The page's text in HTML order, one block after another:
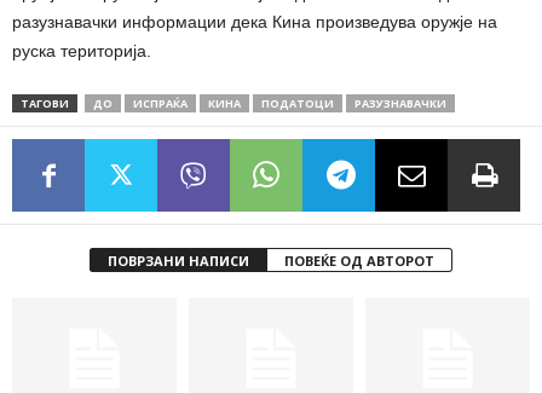
разузнавачки информации дека Кина произведува оружје на
руска територија.
ТАГОВИ ДО ИСПРАЌА КИНА ПОДАТОЦИ РАЗУЗНАВАЧКИ
ПОВРЗАНИ НАПИСИ ПОВЕЌЕ ОД АВТОРОТ